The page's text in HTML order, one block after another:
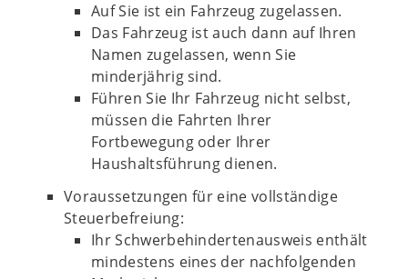
Auf Sie ist ein Fahrzeug zugelassen.
Das Fahrzeug ist auch dann auf Ihren
Namen zugelassen, wenn Sie
minderjährig sind.
Führen Sie Ihr Fahrzeug nicht selbst,
müssen die Fahrten Ihrer
Fortbewegung oder Ihrer
Haushaltsführung dienen.
Voraussetzungen für eine vollständige
Steuerbefreiung:
Ihr Schwerbehindertenausweis enthält
mindestens eines der nachfolgenden